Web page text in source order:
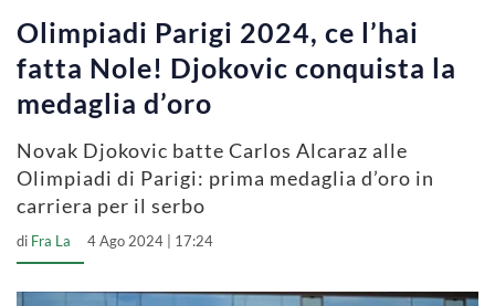
Olimpiadi Parigi 2024, ce l’hai
fatta Nole! Djokovic conquista la
medaglia d’oro
Novak Djokovic batte Carlos Alcaraz alle
Olimpiadi di Parigi: prima medaglia d’oro in
carriera per il serbo
di Fra La 4 Ago 2024 | 17:24